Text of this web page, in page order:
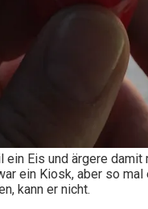
ein Eis und ärgere damit
ein Kiosk, aber so mal
kann er nicht.